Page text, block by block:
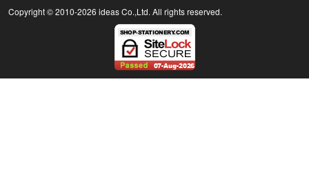
Copyright © 2010-2026 ideas Co.,Ltd. All rights reserved.